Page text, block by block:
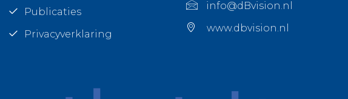
Publicaties
Privacyverklaring
info@dBvision.nl
www.dbvision.nl